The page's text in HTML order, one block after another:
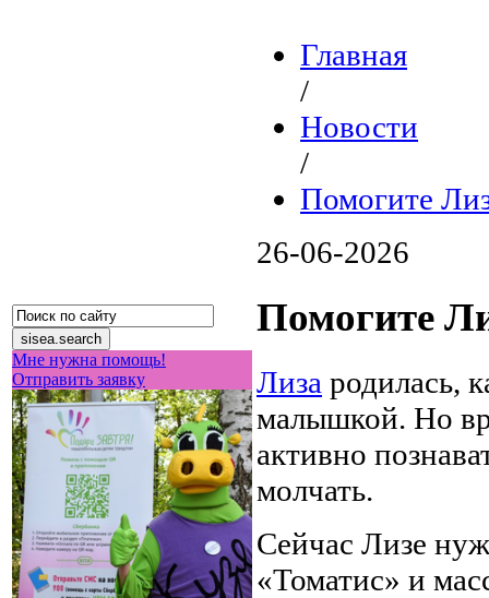
Мне нужна помощь!
Отправить заявку
Главная
/
Новости
/
Помогите
26-06-2026
Помогите
Лиза родилась,
малышкой. Но
активно
молчать.
Сейчас Лизе
«Томатис» и